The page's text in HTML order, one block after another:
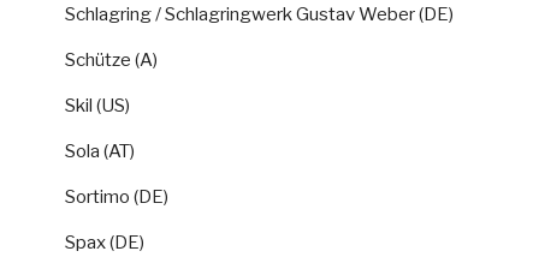
Schlagring / Schlagringwerk Gustav Weber (DE)
Schütze (A)
Skil (US)
Sola (AT)
Sortimo (DE)
Spax (DE)